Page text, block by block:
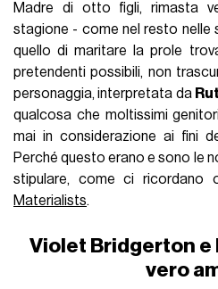
Madre di otto figli, rimasta
stagione - come nel resto nelle
quello di maritare la prole
pretendenti possibili, non
personaggia, interpretata da
qualcosa che moltissimi
mai in considerazione ai fini
Perché questo erano e sono le
stipulare, come ci ricordano
Materialists.
Violet Bridgerton e
vero